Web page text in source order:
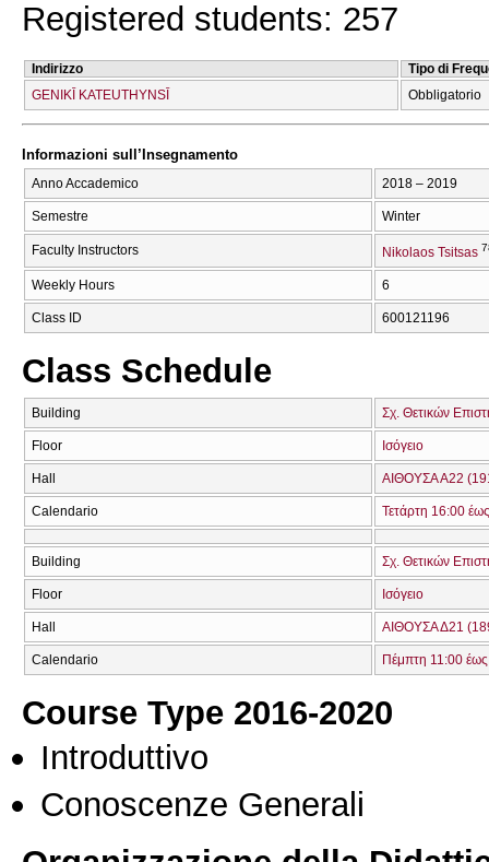
Registered students: 257
Indirizzo
Tipo di
GENIKĪ KATEUTHYNSĪ
Obbligatorio
Informazioni sull’Insegnamento
Anno Accademico 2018 – 2019
Semestre Winter
Faculty Instructors Nikolaos Tsitsas
Weekly Hours 6
Class ID 600121196
Class Schedule
Building Σχ. Θετικών
Floor Ισόγειο
Hall ΑΙΘΟΥΣΑ Α22
Calendario Τετάρτη 16:00
Building Σχ. Θετικών
Floor Ισόγειο
Hall ΑΙΘΟΥΣΑ Δ21
Calendario Πέμπτη 11:00
Course Type 2016-2020
Introduttivo
Conoscenze Generali